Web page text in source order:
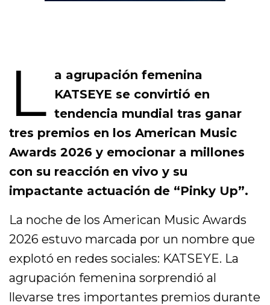
L a agrupación femenina
KATSEYE se convirtió en
tendencia mundial tras ganar
tres premios en los American Music
Awards 2026 y emocionar a millones
con su reacción en vivo y su
impactante actuación de “Pinky Up”.
La noche de los American Music Awards
2026 estuvo marcada por un nombre que
explotó en redes sociales: KATSEYE. La
agrupación femenina sorprendió al
llevarse tres importantes premios durante